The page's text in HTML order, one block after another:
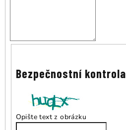
Bezpečnostní kontrola
Opište text z obrázku